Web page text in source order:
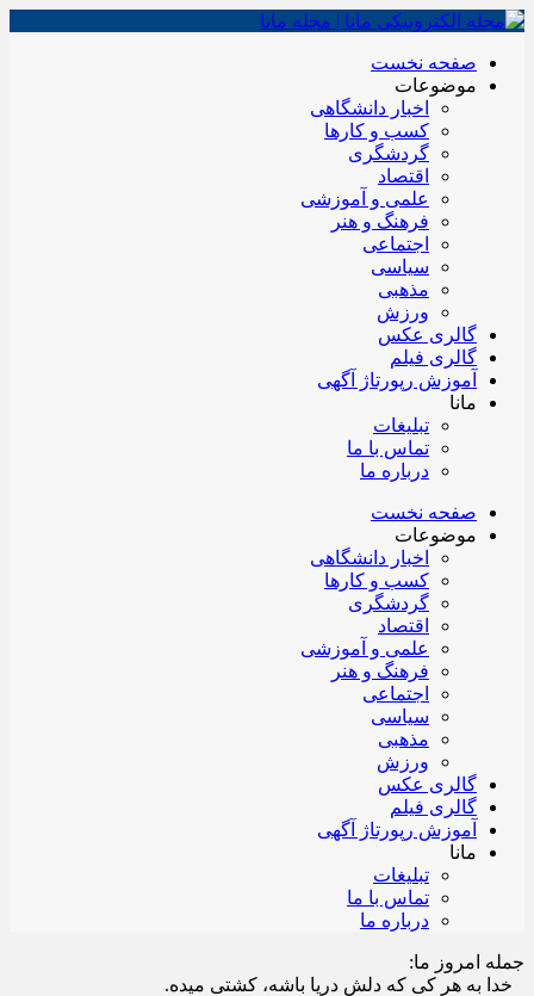
صفحه نخست
موضوعات
اخبار دانشگاهی
کسب و کارها
گردشگری
اقتصاد
علمی و آموزشی
فرهنگ و هنر
اجتماعی
سیاسی
مذهبی
ورزش
گالری عکس
گالری فیلم
آموزش رپورتاژ آگهی
مانا
تبلیغات
تماس با ما
درباره ما
صفحه نخست
موضوعات
اخبار دانشگاهی
کسب و کارها
گردشگری
اقتصاد
علمی و آموزشی
فرهنگ و هنر
اجتماعی
سیاسی
مذهبی
ورزش
گالری عکس
گالری فیلم
آموزش رپورتاژ آگهی
مانا
تبلیغات
تماس با ما
درباره ما
جمله امروز ما:
به هر کی که دلش دریا باشه، کشتی میده.